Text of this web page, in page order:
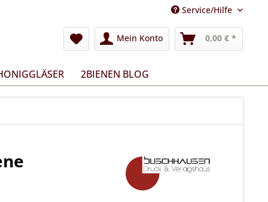
Service/Hilfe
Mein Konto 0,00 € *
2BIENEN BLOG